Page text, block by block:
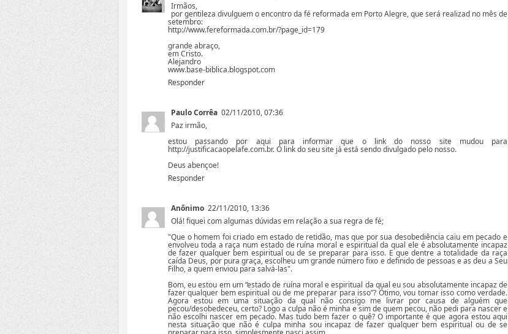
Irmãos,
por gentileza divulguem o encontro da fé reformada em Porto Alegre, que será realizad no mês de
setembro:
http://www.fereformada.com.br/?page_id=179
grande abraço,
em Cristo.
Alejandro
www.base-biblica.blogspot.com
Responder
Paulo Corrêa 02/11/2010, 07:36
Paz irmão,
estou passando por aqui para informar que o link do nosso site mudou para
http://justificacaopelafe.com.br. O link do seu site já está sendo divulgado pelo nosso.
Deus abençoe!
Responder
Anônimo 22/11/2010, 13:36
Olá! fiquei com algumas dúvidas em relação a sua regra de fé;
"Que o homem foi criado em estado de retidão, mas que por sua desobediência caiu em pecado e
envolveu toda a raça num estado de ruína moral e espiritual da qual ele é absolutamente incapaz
de fazer qualquer bem espiritual ou de se preparar para isso. E que dentre a totalidade da raça
caída Deus, por pura graça, escolheu um grande número fixo e definido de pessoas e as deu a Seu
Filho, a quem enviou para salvá-las".
Bom, eu estou em um “estado de ruína moral e espiritual da qual eu sou absolutamente incapaz de
fazer qualquer bem espiritual ou de me preparar para isso”? Ótimo, vou tomar isso como verdade.
Agora estou em uma situação da qual não consigo me livrar por causa de alguém que
pecou/desobedeceu, certo? Logo a culpa não é minha e sim de quem pecou, não pedi para nascer e
não escolhi nascer em pecado. Mas tudo bem fazer o quê? O importante é que agora estou aqui
nesta situação que não é culpa minha sou incapaz de fazer qualquer bem espiritual ou de se